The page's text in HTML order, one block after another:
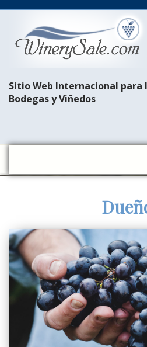
Sitio Web Internacional para
Bodegas y Viñedos